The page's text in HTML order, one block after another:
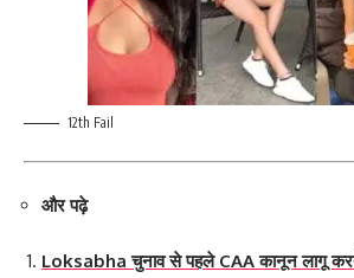
12th Fail
और पढ़े
Loksabha चुनाव से पहले CAA कानून लागू